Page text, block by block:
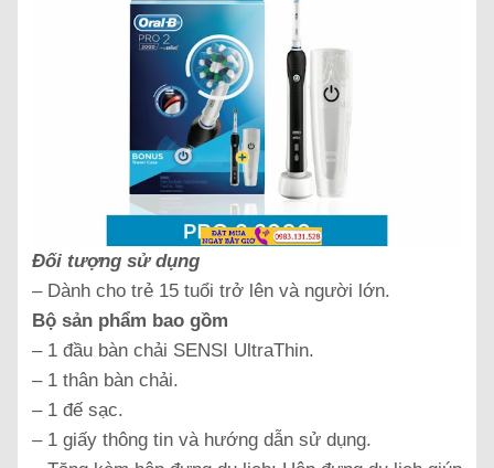
Đối tượng sử dụng
– Dành cho trẻ 15 tuổi trở lên và người lớn.
Bộ sản phẩm bao gồm
– 1 đầu bàn chải SENSI UltraThin.
– 1 thân bàn chải.
– 1 đế sạc.
– 1 giấy thông tin và hướng dẫn sử dụng.